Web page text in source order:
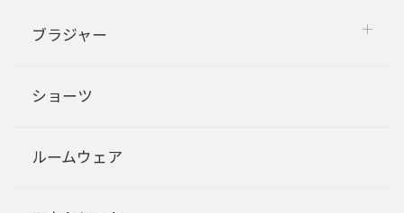
ブラジャー
ショーツ
ルームウェア